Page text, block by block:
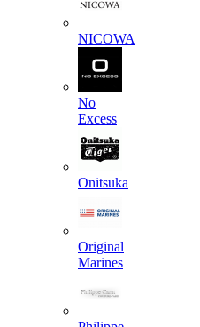
NICOWA
No
Excess
Onitsuka
Original
Marines